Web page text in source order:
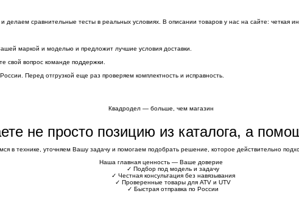
сравнительные тесты в реальных условиях. В описании товаров у нас на сайте: четкая
маркой и моделью и предложит лучшие условия доставки.
свой вопрос команде поддержки.
Перед отгрузкой еще раз проверяем комплектность и исправность.
Квадродел — больше, чем магазин
не просто позицию из каталога, а
в технике, уточняем Вашу задачу и помогаем подобрать решение, которое действительно
Наша главная ценность — Ваше доверие
✓ Подбор под модель и задачу
✓ Честная консультация без навязывания
✓ Проверенные товары для ATV и UTV
✓ Быстрая отправка по России